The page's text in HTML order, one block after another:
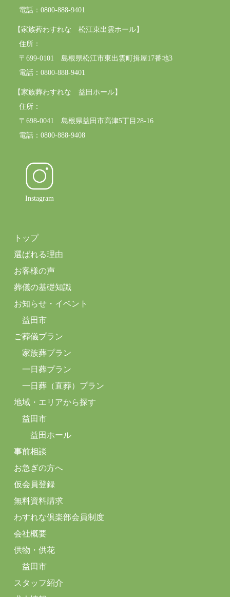
電話：0800-888-9401
【家族葬わすれな 松江東出雲ホール】
住所：
〒699-0101 島根県松江市東出雲町揖屋17番地3
電話：0800-888-9401
【家族葬わすれな 益田ホール】
住所：
〒698-0041 島根県益田市高津5丁目28-16
電話：0800-888-9408
Instagram
トップ
選ばれる理由
お客様の声
葬儀の基礎知識
お知らせ・イベント
益田市
ご葬儀プラン
家族葬プラン
一日葬プラン
一日葬（直葬）プラン
地域・エリアから探す
益田市
益田ホール
事前相談
お急ぎの方へ
仮会員登録
無料資料請求
わすれな倶楽部会員制度
会社概要
供物・供花
益田市
スタッフ紹介